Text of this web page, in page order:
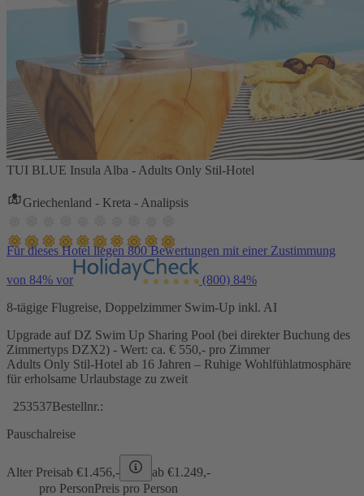
TUI BLUE Insula Alba - Adults Only Stil-Hotel
Griechenland - Kreta - Analipsis
Für dieses Hotel liegen 800 Bewertungen mit einer Zustimmung
von 84% vor (800) 84%
8-tägige Flugreise, Doppelzimmer Swim-Up inkl. AI
Upgrade auf DZ Swim Up Sharing Pool (bei direkter Buchung des
Zimmertyps DZX2) - Wert: ca. € 550,- pro Zimmer
Adults Only Stil-Hotel ab 16 Jahren – Ruhige Wohlfühlatmosphäre
für erholsame Urlaubstage zu zweit
253537Bestellnr.:
Pauschalreise
Alter Preisab €1.456,- ab €1.249,-
pro PersonPreis pro Person